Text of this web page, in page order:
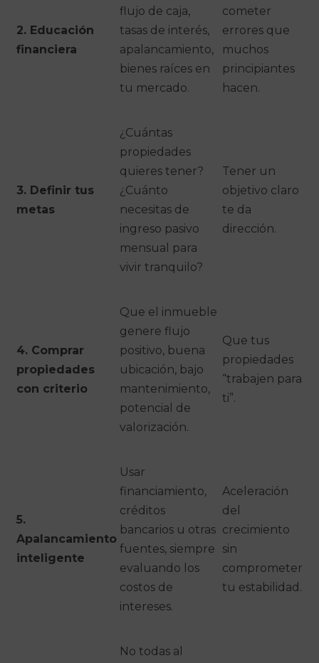
2. Educación
financiera
flujo de caja,
tasas de interés,
apalancamiento,
bienes raíces en
tu mercado.
cometer
errores que
muchos
principiantes
hacen.
3. Definir tus
metas
¿Cuántas
propiedades
quieres tener?
¿Cuánto
necesitas de
ingreso pasivo
mensual para
vivir tranquilo?
Tener un
objetivo claro
te da
dirección.
4. Comprar
propiedades
con criterio
Que el inmueble
genere flujo
positivo, buena
ubicación, bajo
mantenimiento,
potencial de
valorización.
Que tus
propiedades
“trabajen para
ti”.
5.
Apalancamiento
inteligente
Usar
financiamiento,
créditos
bancarios u otras
fuentes, siempre
evaluando los
costos de
intereses.
Aceleración
del
crecimiento
sin
comprometer
tu estabilidad.
No todas al